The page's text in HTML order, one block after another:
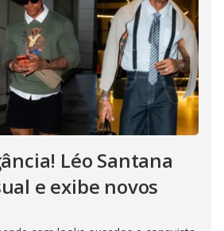
Léo Santana
e exibe novos